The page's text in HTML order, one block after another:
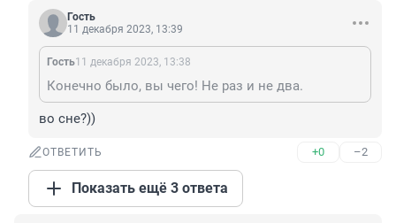
Гость
11 декабря 2023, 13:39
Гость11 декабря 2023, 13:38
Конечно было, вы чего! Не раз и не два.
во сне?))
ОТВЕТИТЬ +0 –2
Показать ещё 3 ответа